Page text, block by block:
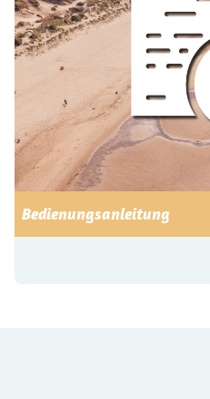
Bedienungsanleitung